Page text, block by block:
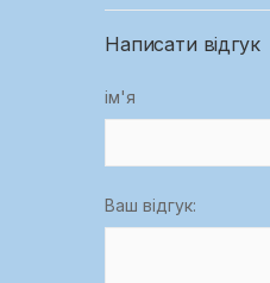
Написати відгук
ім'я
Ваш відгук: